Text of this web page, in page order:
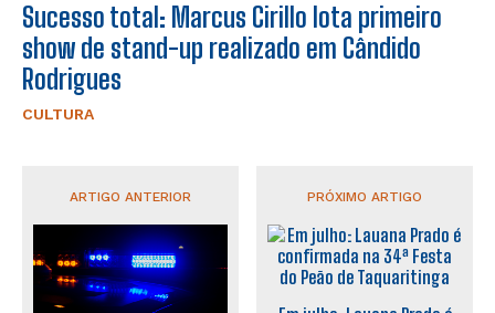
Sucesso total: Marcus Cirillo lota primeiro
show de stand-up realizado em Cândido
Rodrigues
CULTURA
ARTIGO ANTERIOR PRÓXIMO ARTIGO